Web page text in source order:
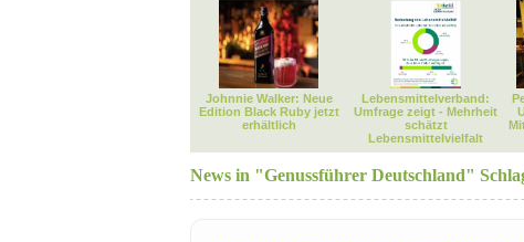
Johnnie Walker: Neue
Edition Black Ruby jetzt
erhältlich
Lebensmittelverband:
Umfrage zeigt - Mehrheit
schätzt
Lebensmittelvielfalt
News in "Genussführer Deutschland"